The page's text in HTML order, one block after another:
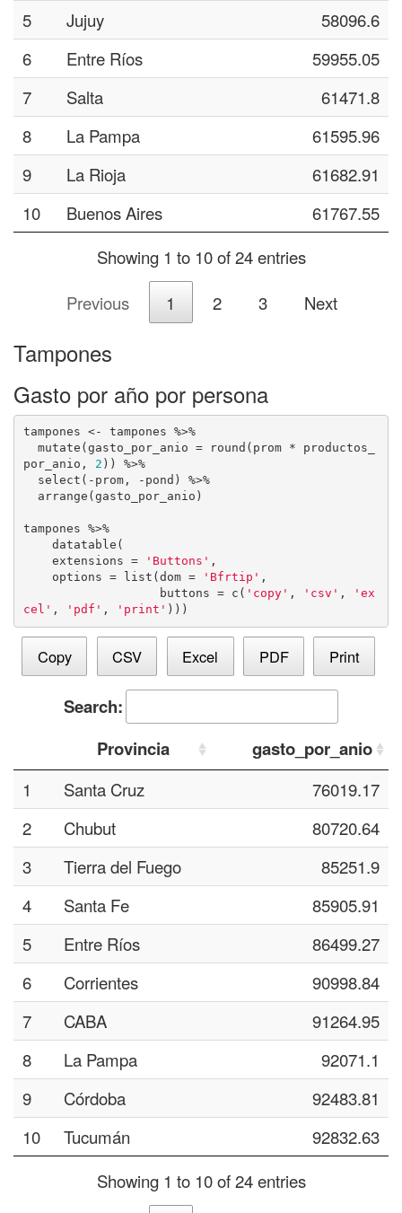
5 Jujuy
58096.6
6
Entre Ríos
59955.05
7
Salta
61471.8
8
La Pampa
61595.96
9
La Rioja
61682.91
10
Buenos Aires
61767.55
Showing 1 to 10 of 24 entries
Previous
1 2 3 Next
Tampones
Gasto por año por persona
tampones <- tampones %>%
por_anio, 2 )) %>%
tampones %>%
    extensions =
'Buttons' ,
    options = list(dom =
'Bfrtip' ,
                   buttons = c(
'copy' , 'csv' ,
'ex
cel' , 'pdf' , 'print' )))
Copy CSV Excel PDF Print
Search:
Provincia
gasto_por_anio
1 Santa Cruz
76019.17
2
Chubut
80720.64
3
Tierra del Fuego
85251.9
4
Santa Fe
85905.91
5
Entre Ríos
86499.27
6
Corrientes
90998.84
7
CABA
91264.95
8
La Pampa
92071.1
9
Córdoba
92483.81
10
Tucumán
92832.63
Showing 1 to 10 of 24 entries